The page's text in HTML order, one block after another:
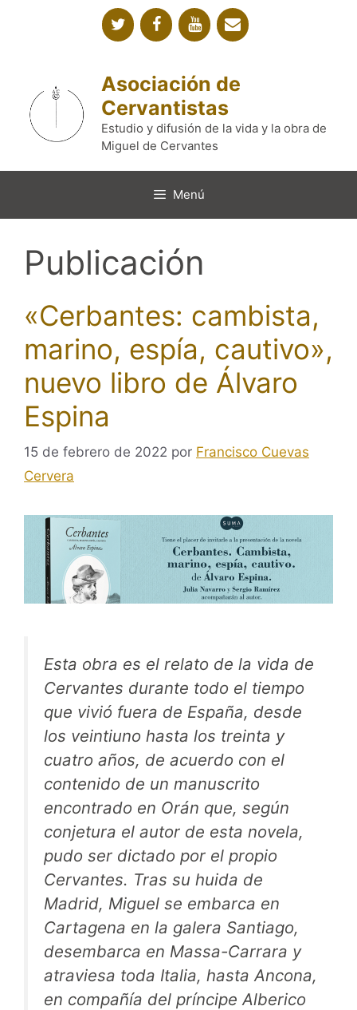
Asociación de
Cervantistas
Estudio y difusión de la vida y la obra de
Miguel de Cervantes
Menú
Publicación
«Cerbantes: cambista,
marino, espía, cautivo»,
nuevo libro de Álvaro
Espina
15 de febrero de 2022 por Francisco Cuevas
Cervera
Esta obra es el relato de la vida de
Cervantes durante todo el tiempo
que vivió fuera de España, desde
los veintiuno hasta los treinta y
cuatro años, de acuerdo con el
contenido de un manuscrito
encontrado en Orán que, según
conjetura el autor de esta novela,
pudo ser dictado por el propio
Cervantes. Tras su huida de
Madrid, Miguel se embarca en
Cartagena en la galera Santiago,
desembarca en Massa-Carrara y
atraviesa toda Italia, hasta Ancona,
en compañía del príncipe Alberico